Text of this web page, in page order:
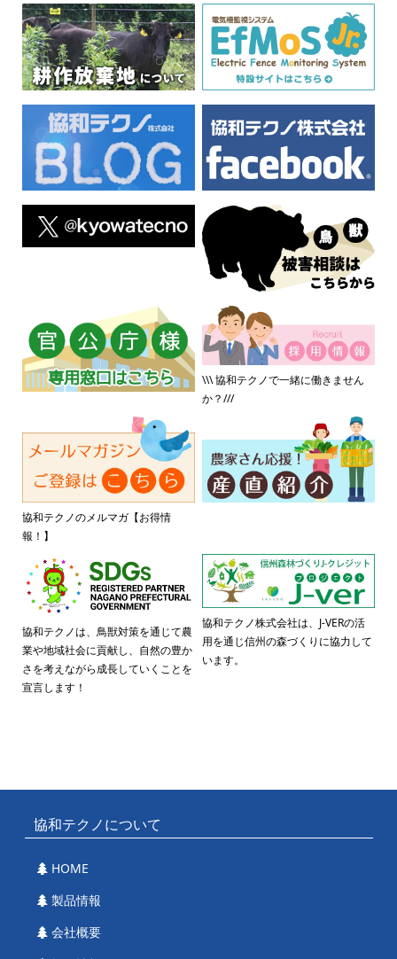
\\\ 協和テクノで一緒に働きません
か？///
協和テクノのメルマガ【お得情
報！】
協和テクノは、鳥獣対策を通じて農
業や地域社会に貢献し、自然の豊か
さを考えながら成長していくことを
宣言します！
協和テクノ株式会社は、J-VERの活
用を通じ信州の森づくりに協力して
います。
協和テクノについて
HOME
製品情報
会社概要